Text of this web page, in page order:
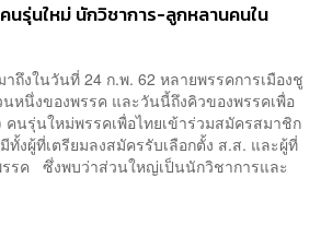
นรุ่นใหม่ นักวิชาการ-ลูกหลานคนใน
าถึงในวันที่ 24 ก.พ. 62 หลายพรรคการเมืองชู
หนึ่งของพรรค และวันนี้ถึงคิวของพรรคเพื่อ
นรุ่นใหม่พรรคเพื่อไทยเข้าร่วมสมัครสมาชิก
งผู้ที่เตรียมลงสมัครรับเลือกตั้ง ส.ส. และผู้ที่
รรค ซึ่งพบว่าส่วนใหญ่เป็นนักวิชาการและ